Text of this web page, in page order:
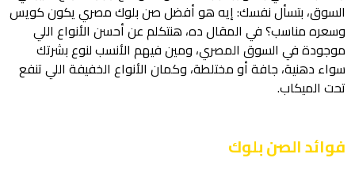
السوق، بتسأل نفسك: إيه هو أفضل صن بلوك مصري يكون كويس
وسعره مناسب؟ في المقال ده، هنتكلم عن أحسن الأنواع اللي
موجودة في السوق المصري، ومين فيهم الأنسب لنوع بشرتك
سواء دهنية، جافة أو مختلطة، وكمان الأنواع الخفيفة اللي تنفع
تحت الميكاب.
فوائد الصن بلوك